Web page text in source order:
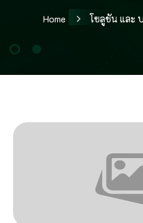
Home โซลูชัน และ